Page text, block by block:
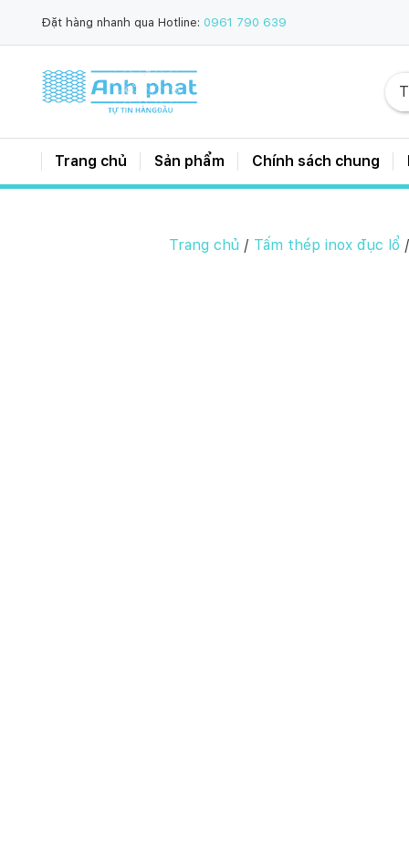
Đặt hàng nhanh qua Hotline: 0961 790 639
Trang chủ Sản phẩm Chính sách chung
Trang chủ / Tấm thép inox đục lổ